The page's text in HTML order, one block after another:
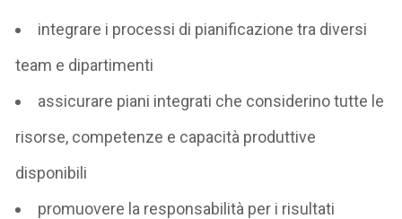
integrare i processi di pianificazione tra diversi
team e dipartimenti
assicurare piani integrati che considerino tutte le
risorse, competenze e capacità produttive
disponibili
promuovere la responsabilità per i risultati